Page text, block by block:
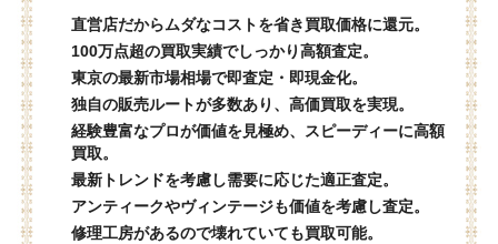
直営店だからムダなコストを省き買取価格に還元。
100万点超の買取実績でしっかり高額査定。
東京の最新市場相場で即査定・即現金化。
独自の販売ルートが多数あり、高価買取を実現。
経験豊富なプロが価値を見極め、スピーディーに高額
買取。
最新トレンドを考慮し需要に応じた適正査定。
アンティークやヴィンテージも価値を考慮し査定。
修理工房があるので壊れていても買取可能。